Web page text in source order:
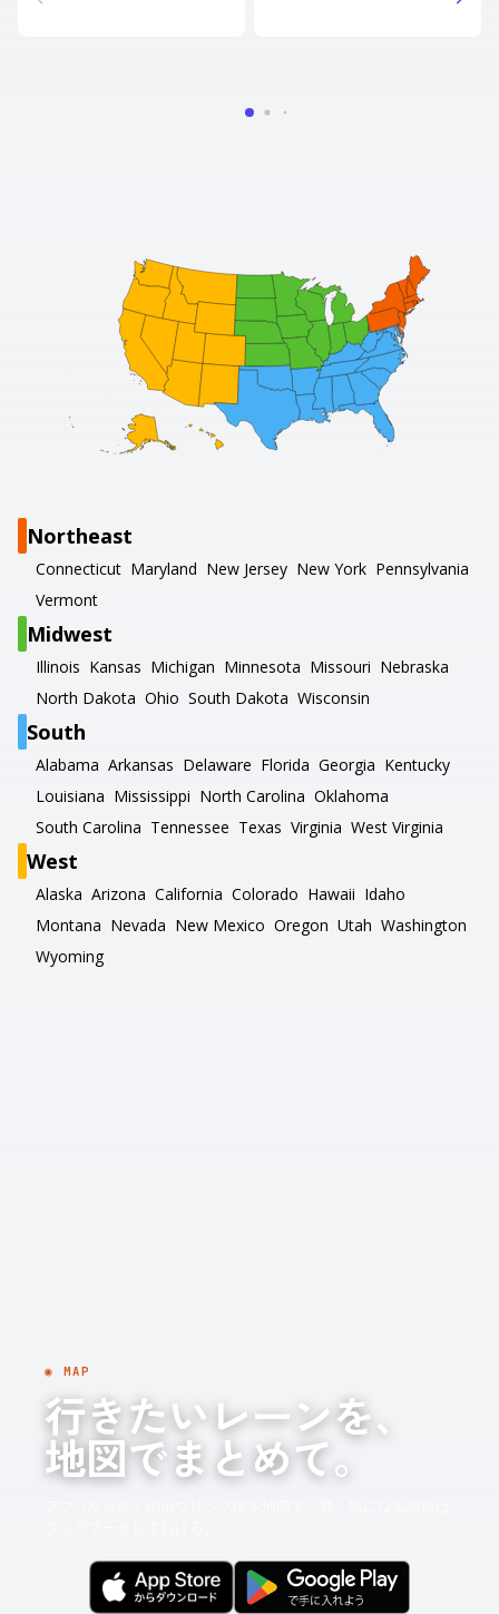
Northeast
Connecticut Maryland New Jersey New York Pennsylvania
Vermont
Midwest
Illinois Kansas Michigan Minnesota Missouri Nebraska
North Dakota Ohio South Dakota Wisconsin
South
Alabama Arkansas Delaware Florida Georgia Kentucky
Louisiana Mississippi North Carolina Oklahoma
South Carolina Tennessee Texas Virginia West Virginia
West
Alaska Arizona California Colorado Hawaii Idaho
Montana Nevada New Mexico Oregon Utah Washington
Wyoming
◉ MAP
行きたいレーンを、
地図でまとめて。